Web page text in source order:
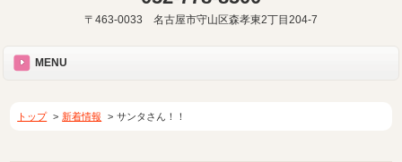
〒463-0033 名古屋市守山区森孝東2丁目204-7
MENU
トップ 新着情報 サンタさん！！